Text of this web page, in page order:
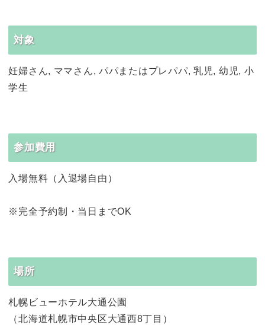
対象
妊婦さん, ママさん, パパまたはプレパパ, 乳児, 幼児, 小
学生
参加費用
入場無料（入退場自由）
※完全予約制・当日までOK
場所
札幌ビューホテル大通公園
（北海道札幌市中央区大通西8丁目）